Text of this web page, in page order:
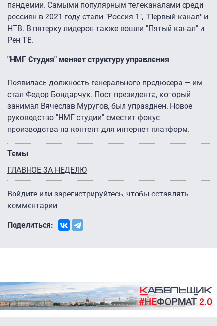
пандемии. Самыми популярным телеканалами среди
россиян в 2021 году стали "Россия 1", "Первый канал" и
НТВ. В пятерку лидеров также вошли "Пятый канал" и
Рен ТВ.
"НМГ Студия" меняет структуру управления
Появилась должность генерального продюсера — им
стал Федор Бондарчук. Пост президента, который
занимал Вячеслав Муругов, был упразднен. Новое
руководство "НМГ студии" сместит фокус
производства на контент для интернет-платформ.
Темы
ГЛАВНОЕ ЗА НЕДЕЛЮ
Войдите или зарегистрируйтесь, чтобы оставлять
комментарии
Поделиться: